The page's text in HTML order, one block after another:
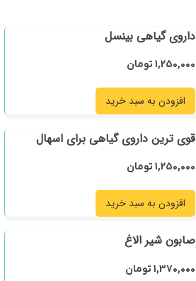
داروی گیاهی بینسل
1,250,000 تومان
افزودن به سبد خرید
قوی ترین داروی گیاهی برای اسهال
1,250,000 تومان
افزودن به سبد خرید
صابون شیر الاغ
1,370,000 تومان